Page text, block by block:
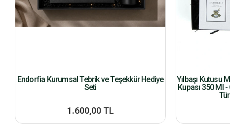
Endorfia Kurumsal Tebrik ve Teşekkür Hediye
Seti
1.600,00 TL
Yılbaşı Kutusu
Kupası 350 Ml